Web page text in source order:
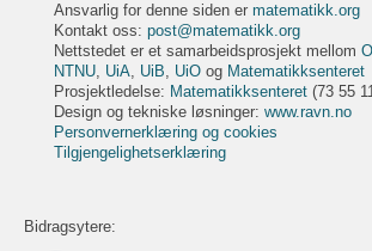
Ansvarlig for denne siden er matematikk.org
Kontakt oss: post@matematikk.org
Nettstedet er et samarbeidsprosjekt mellom
NTNU, UiA, UiB, UiOog Matematikksenteret
Prosjektledelse: Matematikksenteret(73 55
Design og tekniske løsninger: www.ravn.no
Personvernerklæring og cookies
Tilgjengelighetserklæring
Bidragsytere: